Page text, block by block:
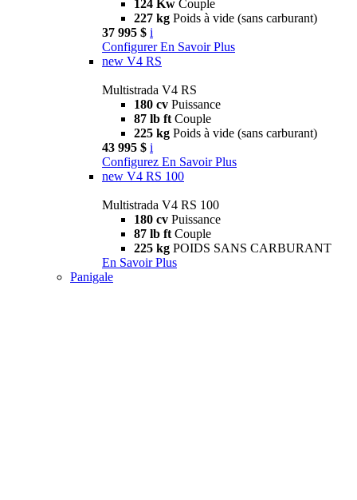
124 Kw Couple
227 kg Poids à vide (sans carburant)
37 995 $ i
Configurer En Savoir Plus
new V4 RS
Multistrada V4 RS
180 cv Puissance
87 lb ft Couple
225 kg Poids à vide (sans carburant)
43 995 $ i
Configurez En Savoir Plus
new V4 RS 100
Multistrada V4 RS 100
180 cv Puissance
87 lb ft Couple
225 kg POIDS SANS CARBURANT
En Savoir Plus
Panigale